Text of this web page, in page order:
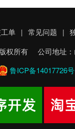
单 | 常见问题 |
权所有 公司地址
鲁ICP备14017726